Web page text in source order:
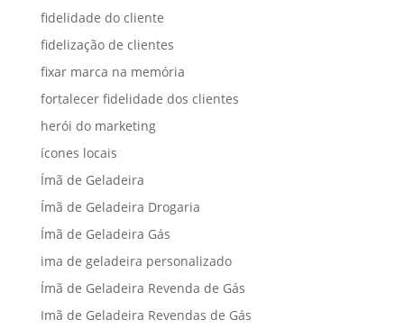
fidelidade do cliente
fidelização de clientes
fixar marca na memória
fortalecer fidelidade dos clientes
herói do marketing
ícones locais
Ímã de Geladeira
Ímã de Geladeira Drogaria
Ímã de Geladeira Gás
ima de geladeira personalizado
Ímã de Geladeira Revenda de Gás
Imã de Geladeira Revendas de Gás